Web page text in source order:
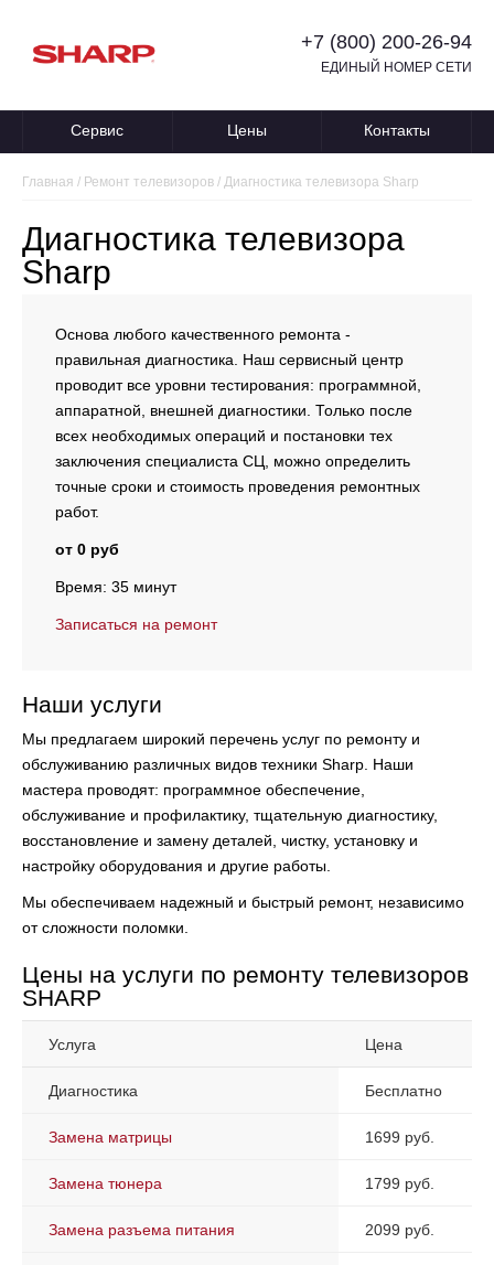
+7 (800) 200-26-94
ЕДИНЫЙ НОМЕР СЕТИ
Сервис Цены Контакты
Главная / Ремонт телевизоров / Диагностика телевизора Sharp
Диагностика телевизора
Sharp
Основа любого качественного ремонта -
правильная диагностика. Наш сервисный центр
проводит все уровни тестирования: программной,
аппаратной, внешней диагностики. Только после
всех необходимых операций и постановки тех
заключения специалиста СЦ, можно определить
точные сроки и стоимость проведения ремонтных
работ.
от 0 руб
Время: 35 минут
Записаться на ремонт
Наши услуги
Мы предлагаем широкий перечень услуг по ремонту и
обслуживанию различных видов техники Sharp. Наши
мастера проводят: программное обеспечение,
обслуживание и профилактику, тщательную диагностику,
восстановление и замену деталей, чистку, установку и
настройку оборудования и другие работы.
Мы обеспечиваем надежный и быстрый ремонт, независимо
от сложности поломки.
Цены на услуги по ремонту телевизоров
SHARP
Услуга Цена
Диагностика Бесплатно
Замена матрицы 1699 руб.
Замена тюнера 1799 руб.
Замена разъема питания 2099 руб.